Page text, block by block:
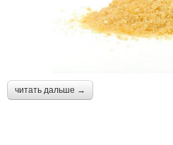
читать дальше →